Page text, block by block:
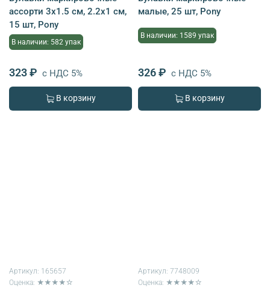
ассорти 3х1.5 см, 2.2х1 см,
15 шт, Pony
В наличии: 582 упак
323 ₽ с НДС 5%
В корзину
малые, 25 шт, Pony
В наличии: 1589 упак
326 ₽ с НДС 5%
В корзину
Артикул: 165657
Оценка: ★★★★☆
Артикул: 7748009
Оценка: ★★★★☆